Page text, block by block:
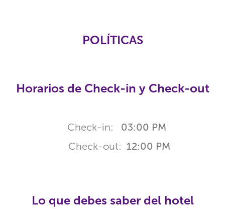
POLÍTICAS
Horarios de Check-in y Check-out
Check-in: 03:00 PM
Check-out: 12:00 PM
Lo que debes saber del hotel